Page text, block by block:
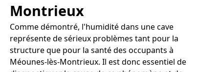
Montrieux
Comme démontré, l'humidité dans une cave
représente de sérieux problèmes tant pour la
structure que pour la santé des occupants à
Méounes-lès-Montrieux. Il est donc essentiel de